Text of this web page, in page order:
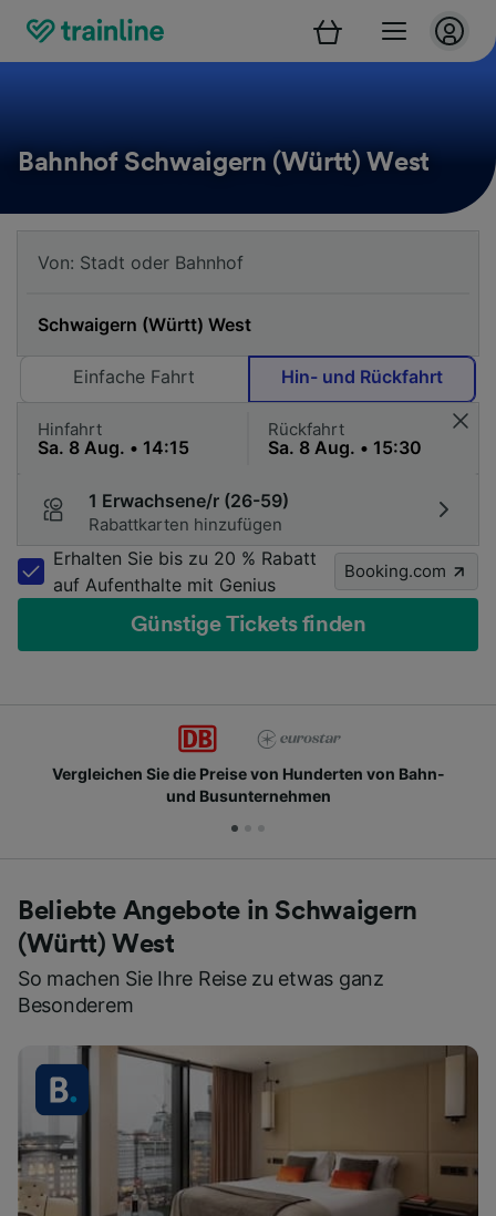
Bahnhof Schwaigern (Württ) West
Einfache Fahrt Hin- und Rückfahrt
Hinfahrt Rückfahrt
1 Erwachsene/r (26-59)
Rabattkarten hinzufügen
Erhalten Sie bis zu 20 % Rabatt
auf Aufenthalte mit Genius
Booking.com
Günstige Tickets finden
Vergleichen Sie die Preise von Hunderten von Bahn-
und Busunternehmen
Beliebte Angebote in Schwaigern
(Württ) West
So machen Sie Ihre Reise zu etwas ganz
Besonderem